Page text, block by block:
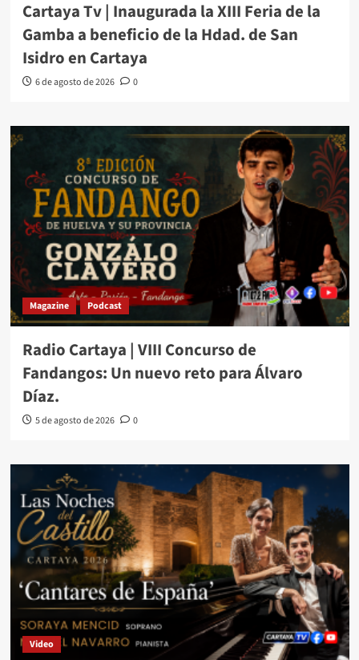
Cartaya Tv | Inaugurada la XIII Feria de la
Gamba a beneficio de la Hdad. de San
Isidro en Cartaya
6 de agosto de 2026 0
Magazine Podcast
Radio Cartaya | VIII Concurso de
Fandangos: Un nuevo reto para Álvaro
Díaz.
5 de agosto de 2026 0
Video